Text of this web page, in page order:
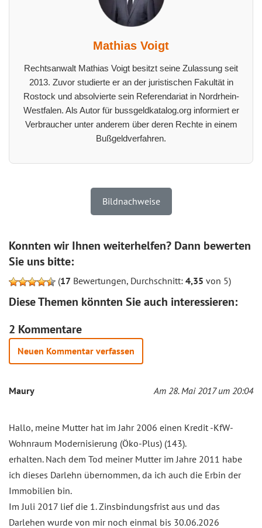
Mathias Voigt
Rechtsanwalt Mathias Voigt besitzt seine Zulassung seit
2013. Zuvor studierte er an der juristischen Fakultät in
Rostock und absolvierte sein Referendariat in Nordrhein-
Westfalen. Als Autor für bussgeldkatalog.org informiert er
Verbraucher unter anderem über deren Rechte in einem
Bußgeldverfahren.
Bildnachweise
Konnten wir Ihnen weiterhelfen? Dann bewerten
Sie uns bitte:
(17 Bewertungen, Durchschnitt: 4,35 von 5)
Diese Themen könnten Sie auch interessieren:
2 Kommentare
Neuen Kommentar verfassen
Maury Am 28. Mai 2017 um 20:04
Hallo, meine Mutter hat im Jahr 2006 einen Kredit -KfW-
Wohnraum Modernisierung (Öko-Plus) (143).
erhalten. Nach dem Tod meiner Mutter im Jahre 2011 habe
ich dieses Darlehn übernommen, da ich auch die Erbin der
Immobilien bin.
Im Juli 2017 lief die 1. Zinsbindungsfrist aus und das
Darlehen wurde von mir noch einmal bis 30.06.2026